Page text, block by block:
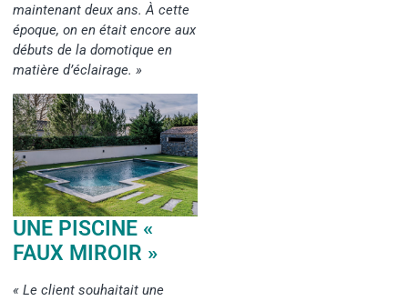
maintenant deux ans. À cette
époque, on en était encore aux
débuts de la domotique en
matière d’éclairage. »
UNE PISCINE «
FAUX MIROIR »
« Le client souhaitait une